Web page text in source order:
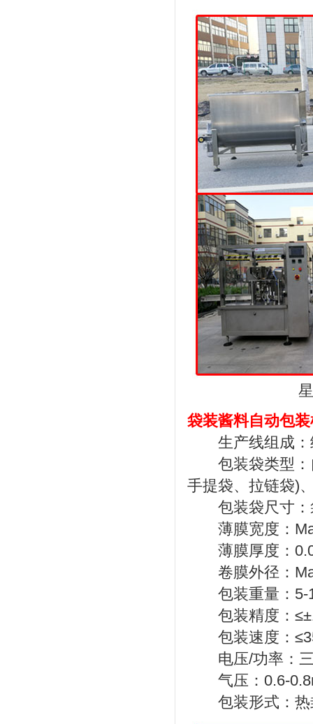
袋装酱料自动包
生产线组成：
包装袋类型：
手提袋、拉链袋)
包装袋尺寸：
薄膜宽度：
薄膜厚度：
卷膜外径：
包装重量：5-
包装精度：
包装速度：≤35
电压/功率：三
气压：0.6-
包装形式：热